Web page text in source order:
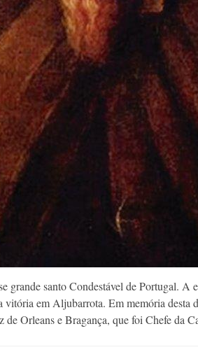
grande santo Condestável de Portugal.
vitória em Aljubarrota. Em memória desta
de Orleans e Bragança, que foi Chefe da